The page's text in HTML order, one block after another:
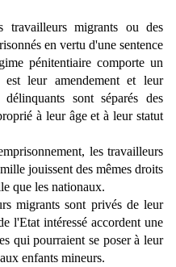
migrants ou des
en vertu d'une sentence
pénitentiaire comporte un
leur amendement et leur
sont séparés des
à leur âge et à leur statut
les travailleurs
jouissent des mêmes droits
que les nationaux.
migrants sont privés de leur
l'Etat intéressé accordent une
qui pourraient se poser à leur
enfants mineurs.